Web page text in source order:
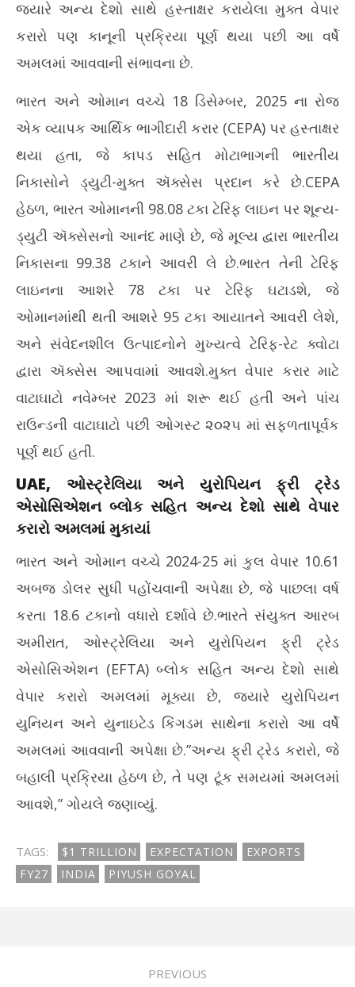
જ્યારે અન્ય દેશો સાથે હસ્તાક્ષર કરાયેલા મુક્ત વેપાર
કરારો પણ કાનૂની પ્રક્રિયા પૂર્ણ થયા પછી આ વર્ષે
અમલમાં આવવાની સંભાવના છે.
ભારત અને ઓમાન વચ્ચે 18 ડિસેમ્બર, 2025 ના રોજ
એક વ્યાપક આર્થિક ભાગીદારી કરાર (CEPA) પર હસ્તાક્ષર
થયા હતા, જે કાપડ સહિત મોટાભાગની ભારતીય
નિકાસોને ડ્યુટી-મુક્ત ઍક્સેસ પ્રદાન કરે છે.CEPA
હેઠળ, ભારત ઓમાનની 98.08 ટકા ટેરિફ લાઇન પર શૂન્ય-
ડ્યુટી ઍક્સેસનો આનંદ માણે છે, જે મૂલ્ય દ્વારા ભારતીય
નિકાસના 99.38 ટકાને આવરી લે છે.ભારત તેની ટેરિફ
લાઇનના આશરે 78 ટકા પર ટેરિફ ઘટાડશે, જે
ઓમાનમાંથી થતી આશરે 95 ટકા આયાતને આવરી લેશે,
અને સંવેદનશીલ ઉત્પાદનોને મુખ્યત્વે ટેરિફ-રેટ ક્વોટા
દ્વારા ઍક્સેસ આપવામાં આવશે.મુક્ત વેપાર કરાર માટે
વાટાઘાટો નવેમ્બર 2023 માં શરૂ થઈ હતી અને પાંચ
રાઉન્ડની વાટાઘાટો પછી ઓગસ્ટ ૨૦૨૫ માં સફળતાપૂર્વક
પૂર્ણ થઈ હતી.
UAE, ઓસ્ટ્રેલિયા અને યુરોપિયન ફ્રી ટ્રેડ
એસોસિએશન બ્લોક સહિત અન્ય દેશો સાથે વેપાર
કરારો અમલમાં મુકાયાં
ભારત અને ઓમાન વચ્ચે 2024-25 માં કુલ વેપાર 10.61
અબજ ડોલર સુધી પહોંચવાની અપેક્ષા છે, જે પાછલા વર્ષ
કરતા 18.6 ટકાનો વધારો દર્શાવે છે.ભારતે સંયુક્ત આરબ
અમીરાત, ઓસ્ટ્રેલિયા અને યુરોપિયન ફ્રી ટ્રેડ
એસોસિએશન (EFTA) બ્લોક સહિત અન્ય દેશો સાથે
વેપાર કરારો અમલમાં મૂક્યા છે, જ્યારે યુરોપિયન
યુનિયન અને યુનાઇટેડ કિંગડમ સાથેના કરારો આ વર્ષે
અમલમાં આવવાની અપેક્ષા છે.”અન્ય ફ્રી ટ્રેડ કરારો, જે
બહાલી પ્રક્રિયા હેઠળ છે, તે પણ ટૂંક સમયમાં અમલમાં
આવશે,” ગોયલે જણાવ્યું.
TAGS: $1 TRILLION EXPECTATION
EXPORTS
FY27
INDIA PIYUSH GOYAL
PREVIOUS